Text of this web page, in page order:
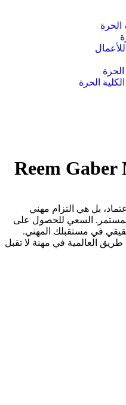
الحرة
الحرة
Reem
بل هي التزام مهني
المستمر. السعي للحصول على
في مستقبلك المهني.
العالمية في مهنة لا تقبل